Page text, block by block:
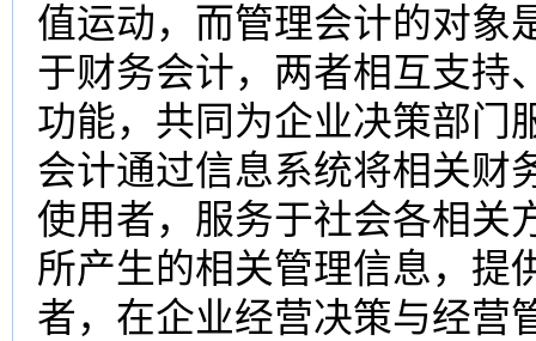
值运动，而管理会计的对象
于财务会计，两者相互支持
功能，共同为企业决策部门
会计通过信息系统将相关财
使用者，服务于社会各相关
所产生的相关管理信息，提
者，在企业经营决策与经营